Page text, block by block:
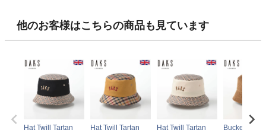
他のお客様はこちらの商品も見ています
Hat Twill Tartan
Hat Twill Tartan
Hat Twill Tartan
Bucket Hat